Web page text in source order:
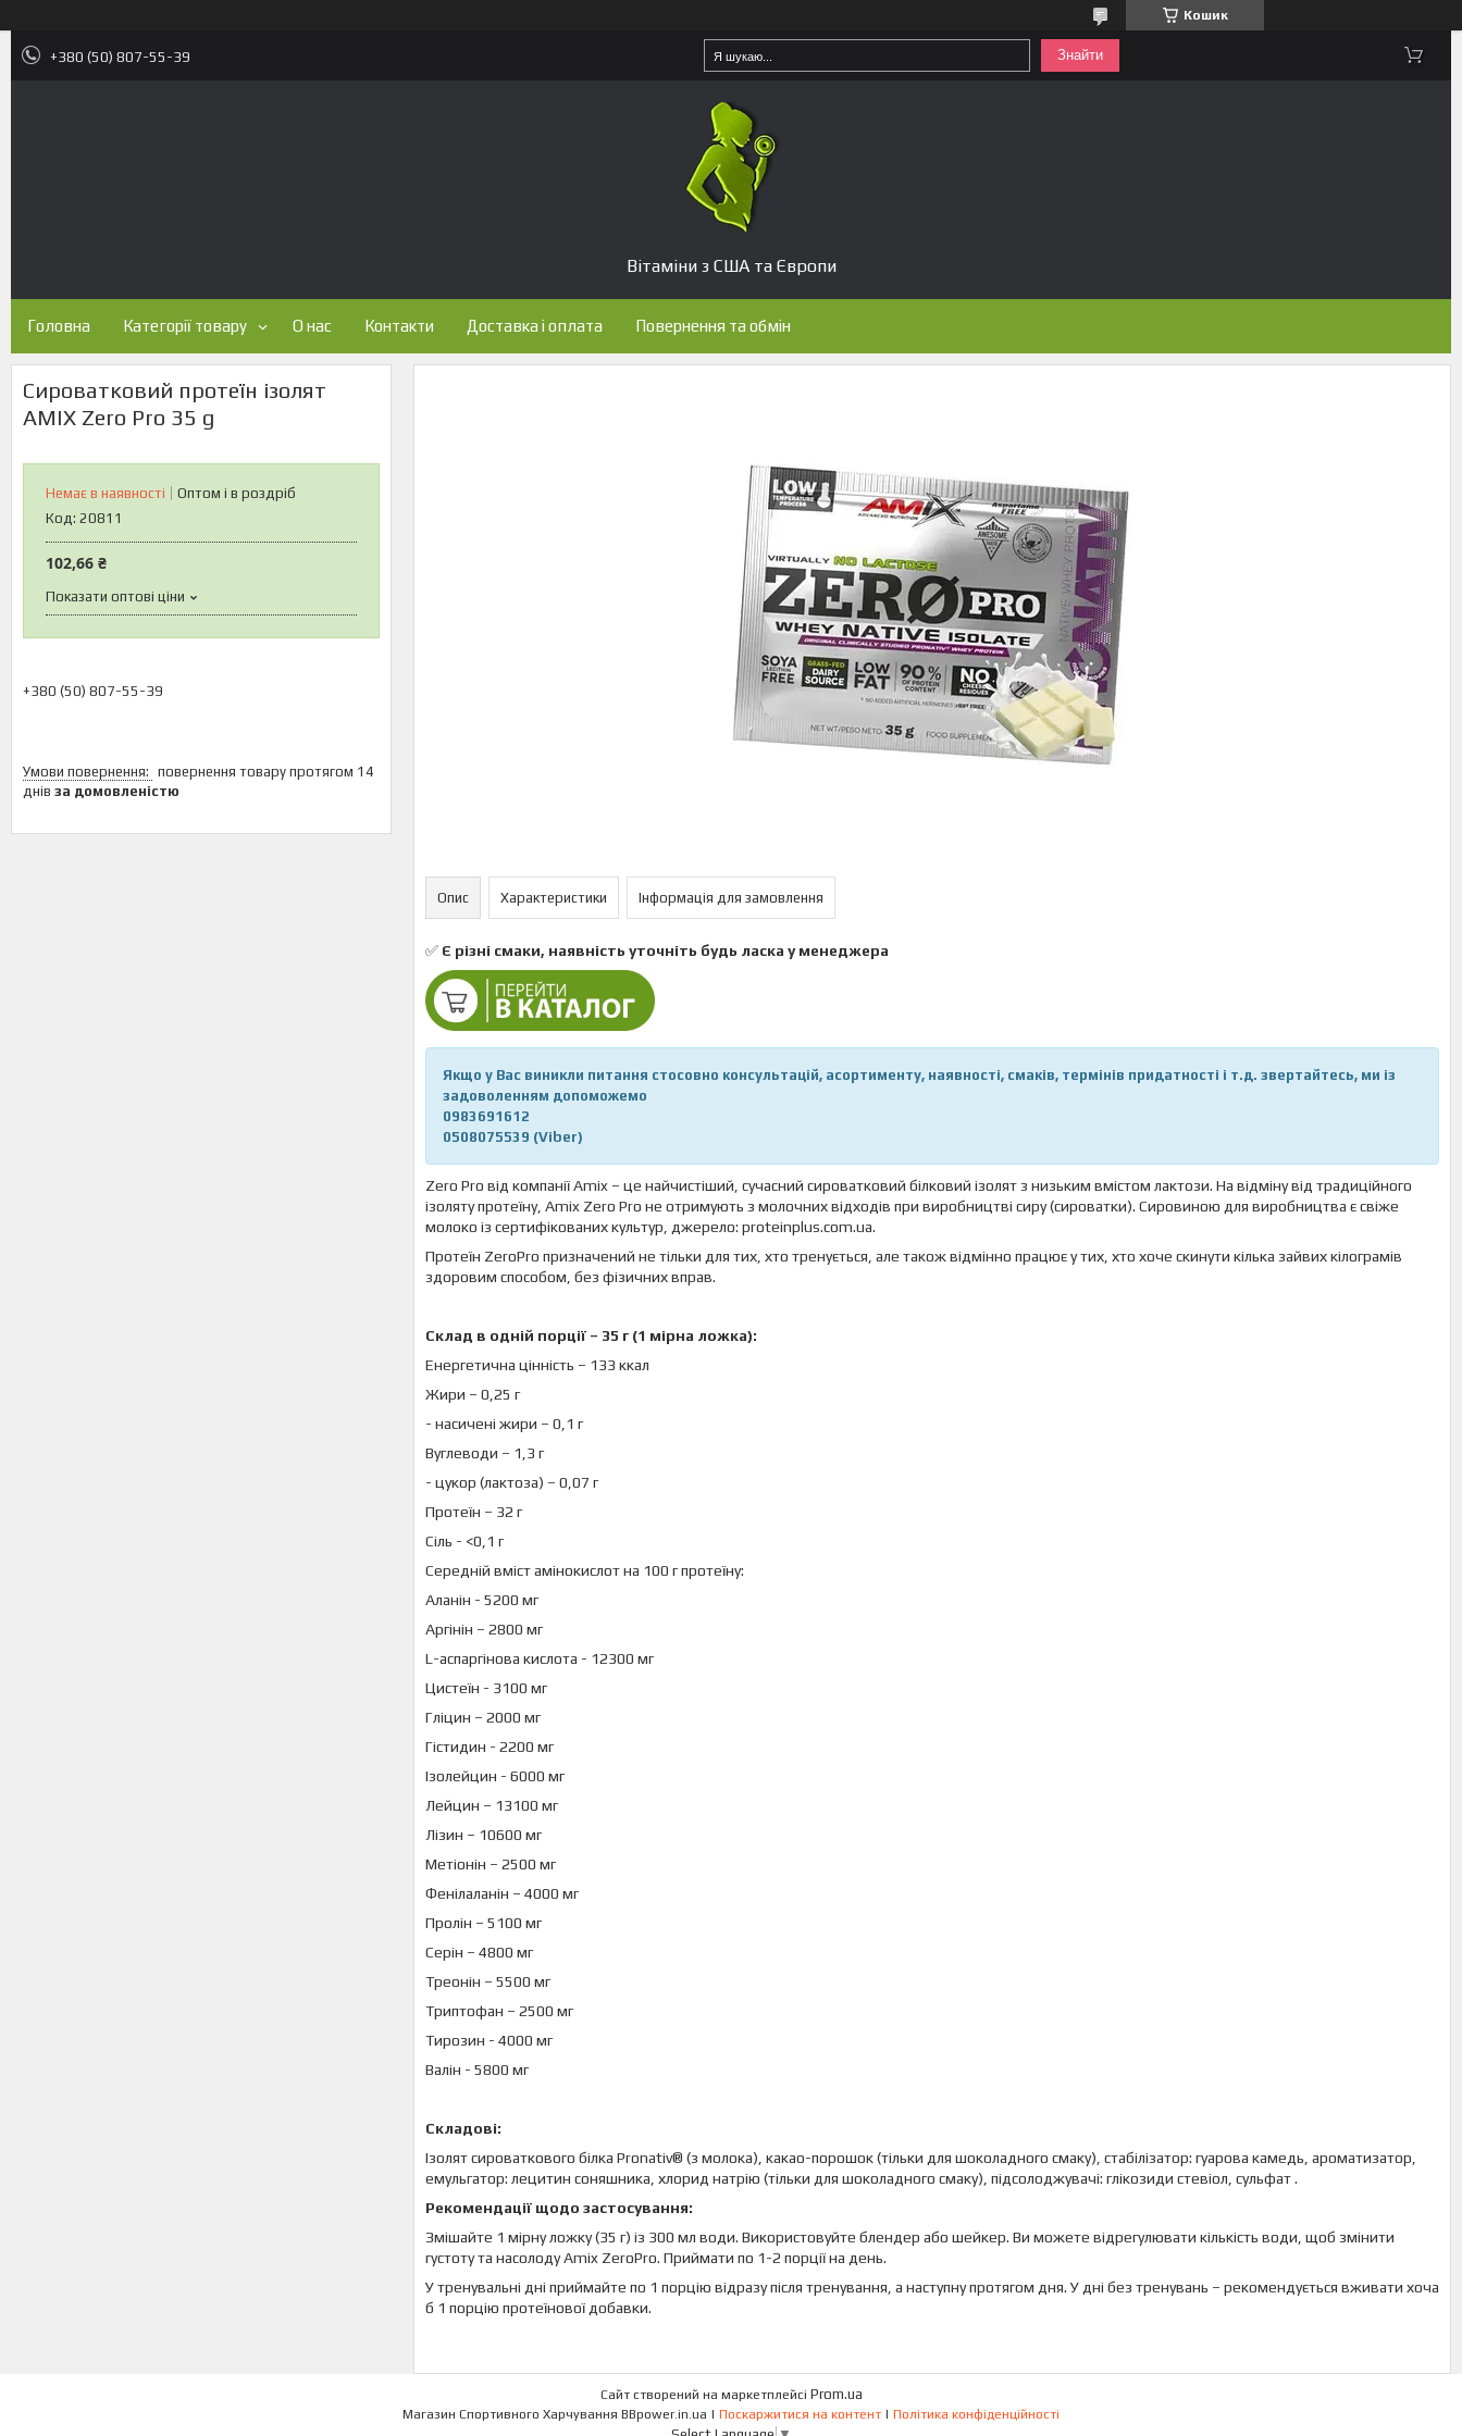
Кошик
+380 (50) 807-55-39 Знайти
Вітаміни з США та Європи
Головна Категорії товару О нас Контакти Доставка і оплата Повернення та обмін
Сироватковий протеїн ізолят
AMIX Zero Pro 35 g
Немає в наявності
Оптом і в роздріб
Код: 20811
102,66 ₴
Показати оптові ціни
+380 (50) 807-55-39
повернення товару протягом 14
днів за домовленістю
Опис Характеристики Інформація для замовлення
✅ Є різні смаки, наявність уточніть будь ласка у менеджера
Якщо у Вас виникли питання стосовно консультацій, асортименту, наявності, смаків, термінів придатності і т.д. звертайтесь, ми із
задоволенням допоможемо
0983691612
0508075539 (Viber)
Zero Pro від компанії Amix – це найчистіший, сучасний сироватковий білковий ізолят з низьким вмістом лактози. На відміну від традиційного
ізоляту протеїну, Amix Zero Pro не отримують з молочних відходів при виробництві сиру (сироватки). Сировиною для виробництва є свіже
молоко із сертифікованих культур, джерело: proteinplus.com.ua.
Протеїн ZeroPro призначений не тільки для тих, хто тренується, але також відмінно працює у тих, хто хоче скинути кілька зайвих кілограмів
здоровим способом, без фізичних вправ.
Склад в одній порції – 35 г (1 мірна ложка):
Енергетична цінність – 133 ккал
Жири – 0,25 г
- насичені жири – 0,1 г
Вуглеводи – 1,3 г
- цукор (лактоза) – 0,07 г
Протеїн – 32 г
Сіль - <0,1 г
Середній вміст амінокислот на 100 г протеїну:
Аланін - 5200 мг
Аргінін – 2800 мг
L-аспаргінова кислота - 12300 мг
Цистеїн - 3100 мг
Гліцин – 2000 мг
Гістидин - 2200 мг
Ізолейцин - 6000 мг
Лейцин – 13100 мг
Лізин – 10600 мг
Метіонін – 2500 мг
Фенілаланін – 4000 мг
Пролін – 5100 мг
Серін – 4800 мг
Треонін – 5500 мг
Триптофан – 2500 мг
Тирозин - 4000 мг
Валін - 5800 мг
Складові:
Ізолят сироваткового білка Pronativ® (з молока), какао-порошок (тільки для шоколадного смаку), стабілізатор: гуарова камедь, ароматизатор,
емульгатор: лецитин соняшника, хлорид натрію (тільки для шоколадного смаку), підсолоджувачі: глікозиди стевіол, сульфат .
Рекомендації щодо застосування:
Змішайте 1 мірну ложку (35 г) із 300 мл води. Використовуйте блендер або шейкер. Ви можете відрегулювати кількість води, щоб змінити
густоту та насолоду Amix ZeroPro. Приймати по 1-2 порції на день.
У тренувальні дні приймайте по 1 порцію відразу після тренування, а наступну протягом дня. У дні без тренувань – рекомендується вживати хоча
б 1 порцію протеїнової добавки.
Сайт створений на маркетплейсі Prom.ua
Магазин Спортивного Харчування BBpower.in.ua | Поскаржитися на контент | Політика конфіденційності